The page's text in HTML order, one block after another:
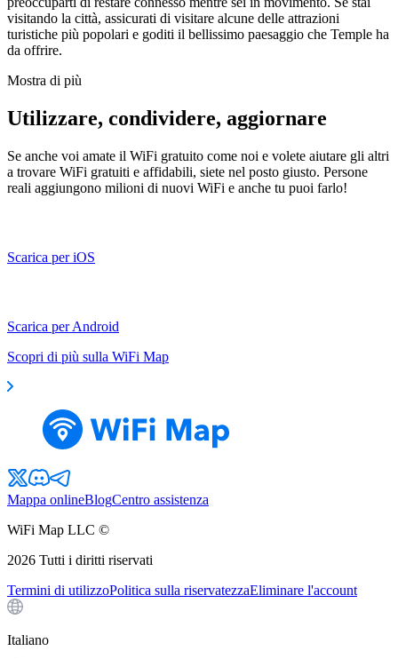
visitando la città, assicurati di visitare alcune delle attrazioni
turistiche più popolari e goditi il bellissimo paesaggio che Temple ha
da offrire.
Mostra di più
Utilizzare, condividere, aggiornare
Se anche voi amate il WiFi gratuito come noi e volete aiutare gli altri
a trovare WiFi gratuiti e affidabili, siete nel posto giusto. Persone
reali aggiungono milioni di nuovi WiFi e anche tu puoi farlo!
Scarica per iOS
Scarica per Android
Scopri di più sulla WiFi Map
Mappa onlineBlogCentro assistenza
WiFi Map LLC ©
2026 Tutti i diritti riservati
Termini di utilizzoPolitica sulla riservatezzaEliminare l'account
Italiano